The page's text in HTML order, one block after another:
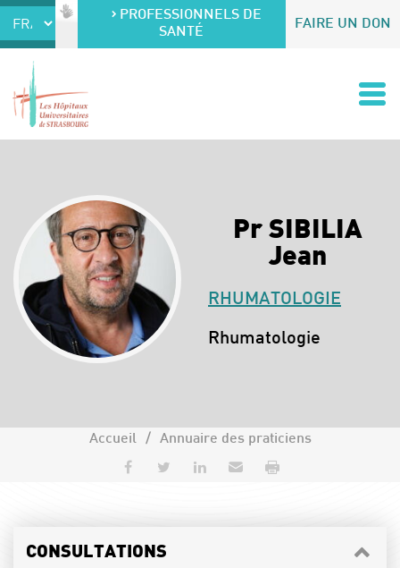
Accéder au contenu
Accéder au menuPROFESSIONNELS DE
SANTÉ
FAIRE UN DON
Pr SIBILIA
Jean
RHUMATOLOGIE
Spécialités :
Rhumatologie
Accueil Annuaire des praticiens
Partager sur Facebook
Partager sur Twitter
Partager sur LinkedIn
Envoyer par e-mail
CONSULTATIONS